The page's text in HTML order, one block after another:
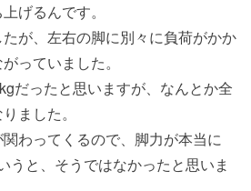
げるんです。
が、左右の脚に別々に負荷がかか
っていました。
だったと思いますが、なんとか全
ました。
わってくるので、脚力が本当に
うと、そうではなかったと思いま